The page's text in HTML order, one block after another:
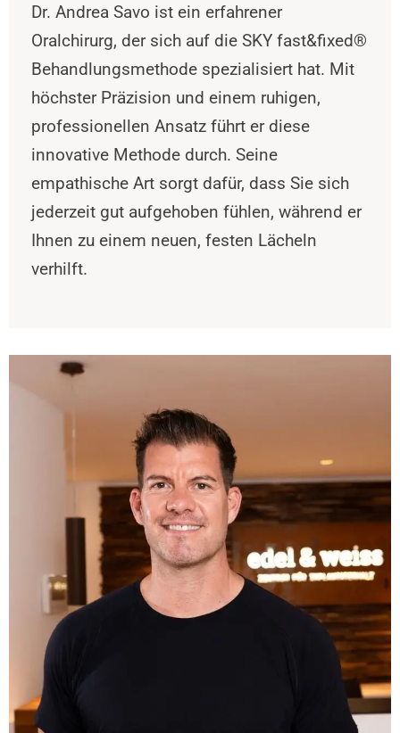
Dr. Andrea Savo ist ein erfahrener
Oralchirurg, der sich auf die SKY fast&fixed®
Behandlungsmethode spezialisiert hat. Mit
höchster Präzision und einem ruhigen,
professionellen Ansatz führt er diese
innovative Methode durch. Seine
empathische Art sorgt dafür, dass Sie sich
jederzeit gut aufgehoben fühlen, während er
Ihnen zu einem neuen, festen Lächeln
verhilft.